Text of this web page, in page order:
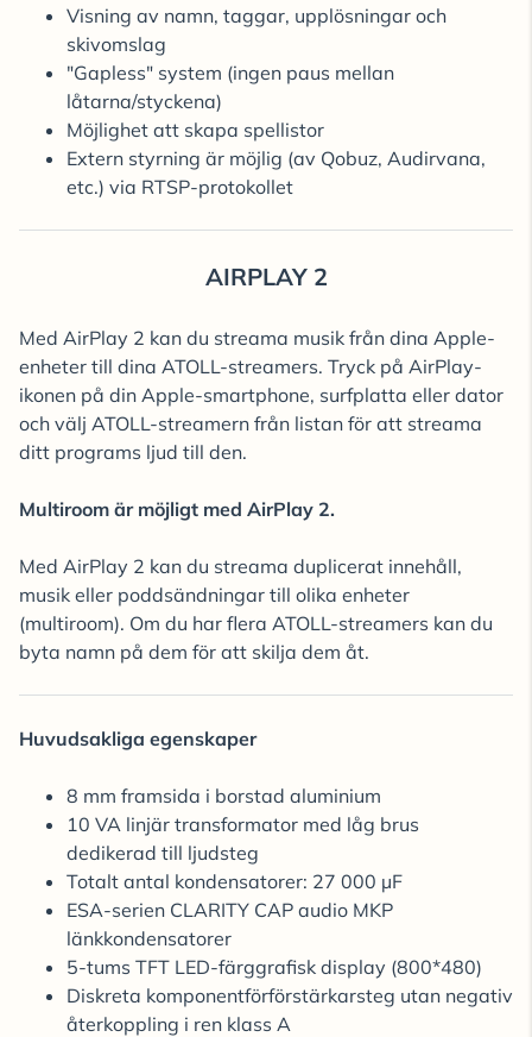
Visning av namn, taggar, upplösningar och
skivomslag
"Gapless" system (ingen paus mellan
låtarna/styckena)
Möjlighet att skapa spellistor
Extern styrning är möjlig (av Qobuz, Audirvana,
etc.) via RTSP-protokollet
AIRPLAY 2
Med AirPlay 2 kan du streama musik från dina Apple-
enheter till dina ATOLL-streamers. Tryck på AirPlay-
ikonen på din Apple-smartphone, surfplatta eller dator
och välj ATOLL-streamern från listan för att streama
ditt programs ljud till den.
Multiroom är möjligt med AirPlay 2.
Med AirPlay 2 kan du streama duplicerat innehåll,
musik eller poddsändningar till olika enheter
(multiroom). Om du har flera ATOLL-streamers kan du
byta namn på dem för att skilja dem åt.
Huvudsakliga egenskaper
8 mm framsida i borstad aluminium
10 VA linjär transformator med låg brus
dedikerad till ljudsteg
Totalt antal kondensatorer: 27 000 µF
ESA-serien CLARITY CAP audio MKP
länkkondensatorer
5-tums TFT LED-färggrafisk display (800*480)
Diskreta komponentförförstärkarsteg utan negativ
återkoppling i ren klass A